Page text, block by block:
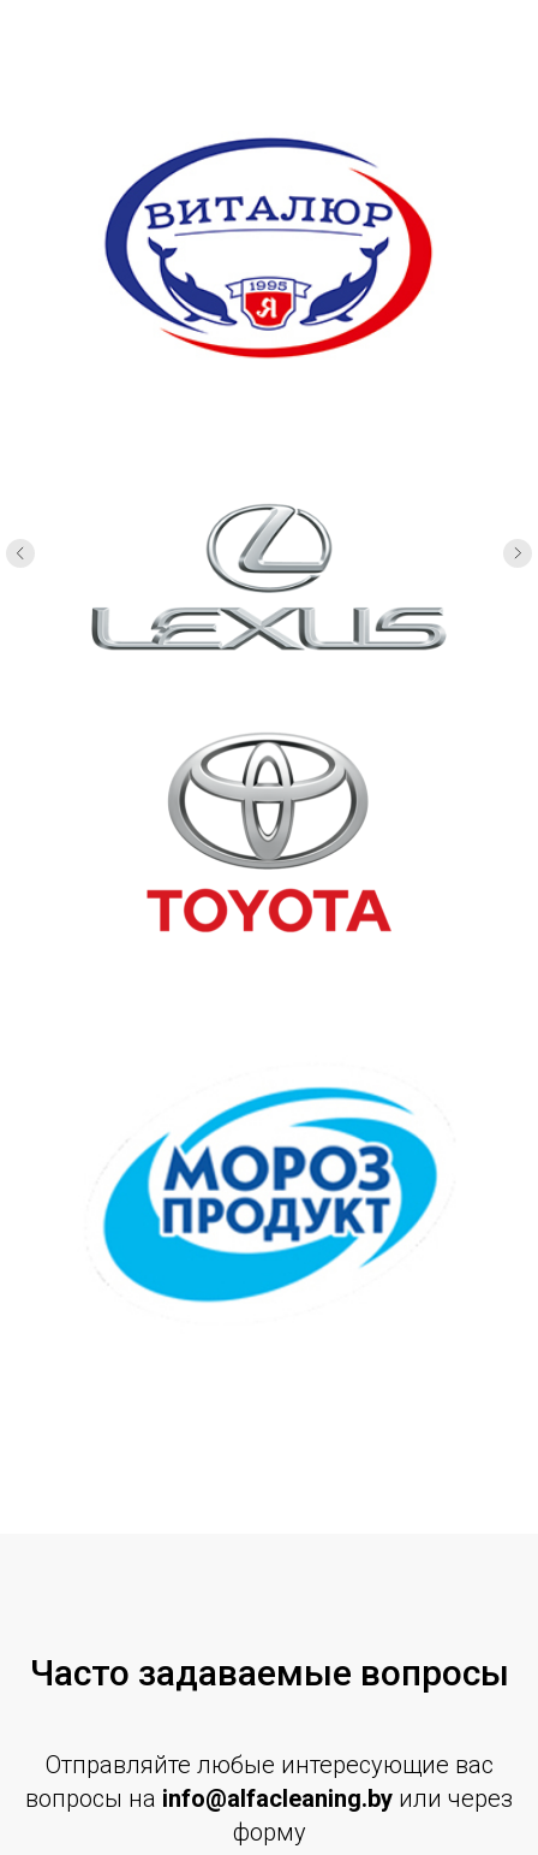
Часто задаваемые вопросы
Отправляйте любые интересующие вас
вопросы на info@alfacleaning.by или через
форму